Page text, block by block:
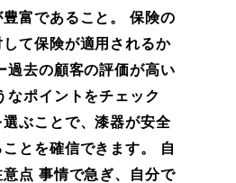
富であること。 保険の
て保険が適用されるか
過去の顧客の評価が高い
なポイントをチェック
ぶことで、漆器が安全
とを確信できます。 自
点 事情で急ぎ、自分で